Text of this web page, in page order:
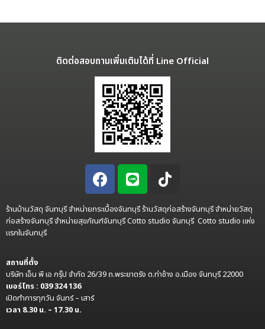
ติดต่อสอบถามเพิ่มเติมได้ที่ Line Official
ร้านบ้านวัสดุ จันทบุรี จำหน่ายกระเบื้องจันทบุรี ร้านวัสดุก่อสร้างจันทบุรี จำหน่ายวัสดุ
ก่อสร้างจันทบุรี จำหน่ายสุขภัณฑ์จันทบุรี Cotto studio จันทบุรี Cotto studio แห่ง
แรกในจันทบุรี
สถานที่ตั้ง
บริษัท เอ็น พี เอ กรุ๊ป จำกัด 26/39 ถ.พระยาตรัง ต.ท่าช้าง อ.เมือง จันทบุรี 22000
เบอร์โทร : 039 324 136
เปิดทำการทุกวัน จันทร์ – เสาร์
เวลา 8.30 น. – 17.30 น.